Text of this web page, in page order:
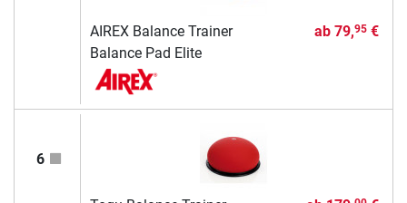
AIREX Balance Trainer
Balance Pad Elite
ab 79,95€
6